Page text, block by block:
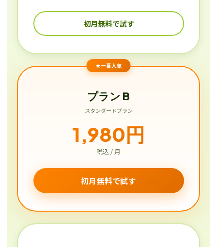
初月無料で試す
★一番人気
プラン B
スタンダードプラン
1,980円
税込 / 月
初月無料で試す